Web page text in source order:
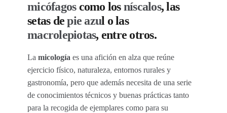
micófagoscomo losníscalos, las
setas depie azul o las
macrolepiotas, entre otros.
La micología es una afición en alza que reúne
ejercicio físico, naturaleza, entornos rurales y
gastronomía, pero que además necesita de una serie
de conocimientos técnicos y buenas prácticas tanto
para la recogida de ejemplares como para su